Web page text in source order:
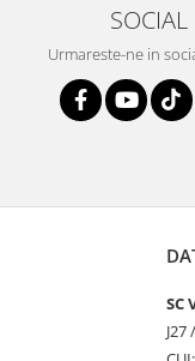
SOCIAL
Urmareste-ne in
SC
J27